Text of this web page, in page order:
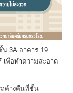
น 3A อาคาร 19
เพื่อทำความสะอาด
ถค้างคืนที่ชั้น